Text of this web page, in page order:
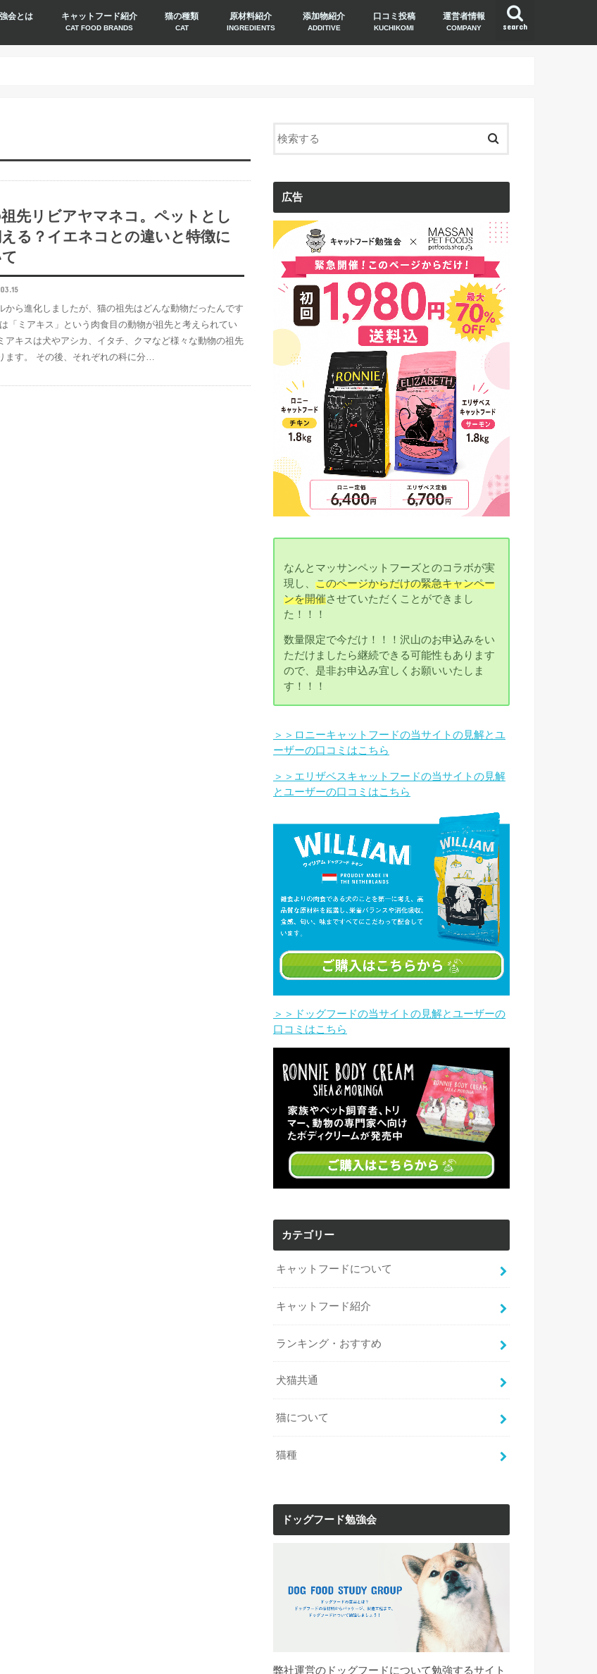
search
会とは キャットフード紹介
CAT FOOD BRANDS
猫の種類
CAT
原材料紹介
INGREDIENTS
添加物紹介
ADDITIVE
口コミ投稿
KUCHIKOMI
運営者情報
COMPANY
先リビアヤマネコ。ペットとし
る？イエネコとの違いと特徴に
から進化しましたが、猫の祖先はどんな動物だったんです
「ミアキス」という肉食目の動物が祖先と考えられてい
アキスは犬やアシカ、イタチ、クマなど様々な動物の祖先
ます。 その後、それぞれの科に分…
広告
なんとマッサンペットフーズとのコラボが実
現し、このページからだけの緊急キャンペー
ンを開催させていただくことができまし
た！！！
数量限定で今だけ！！！沢山のお申込みをい
ただけましたら継続できる可能性もあります
ので、是非お申込み宜しくお願いいたしま
す！！！
＞＞ロニーキャットフードの当サイトの見解とユ
ーザーの口コミはこちら
＞＞エリザベスキャットフードの当サイトの見解
とユーザーの口コミはこちら
＞＞ドッグフードの当サイトの見解とユーザーの
口コミはこちら
カテゴリー
キャットフードについて
キャットフード紹介
ランキング・おすすめ
犬猫共通
猫について
猫種
ドッグフード勉強会
弊社運営のドッグフードについて勉強するサイト